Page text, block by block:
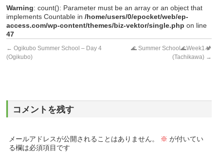
Warning: count(): Parameter must be an array or an object that
implements Countable in/home/users/0/epocket/web/ep-
access.com/wp-content/themes/biz-vektor/single.php on line
47
← Ogikubo Summer School – Day 4
(Ogikubo)
🌊 Summer School🌊Week1🏕️
(Tachikawa) →
コメントを残す
メールアドレスが公開されることはありません。 ※ が付いてい
る欄は必須項目です